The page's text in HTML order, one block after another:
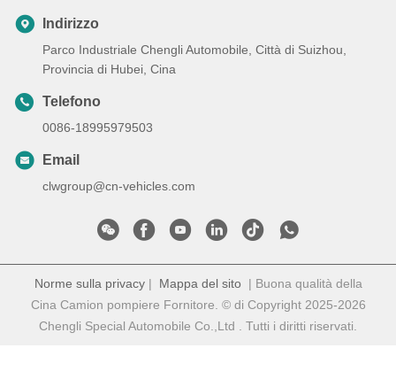
Indirizzo
Parco Industriale Chengli Automobile, Città di Suizhou,
Provincia di Hubei, Cina
Telefono
0086-18995979503
Email
clwgroup@cn-vehicles.com
Norme sulla privacy| Mappa del sito| Buona qualità della
Cina Camion pompiere Fornitore. © di Copyright 2025-2026
Chengli Special Automobile Co.,Ltd . Tutti i diritti riservati.